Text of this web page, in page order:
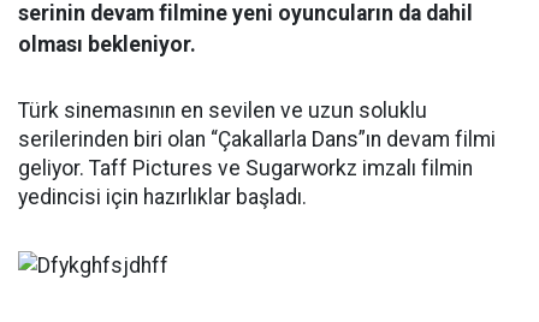
serinin devam filmine yeni oyuncuların da dahil
olması bekleniyor.
Türk sinemasının en sevilen ve uzun soluklu
serilerinden biri olan “Çakallarla Dans”ın devam filmi
geliyor. Taff Pictures ve Sugarworkz imzalı filmin
yedincisi için hazırlıklar başladı.